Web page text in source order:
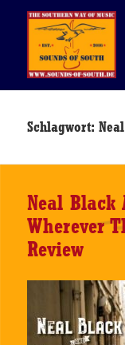
Schlagwort:
Neal Black
Wherever
Review